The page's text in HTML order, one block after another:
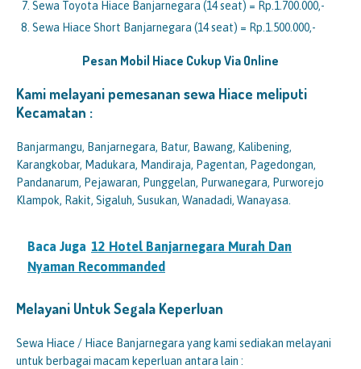
Sewa Toyota Hiace Banjarnegara (14 seat) = Rp.1.700.000,-
Sewa Hiace Short Banjarnegara (14 seat) = Rp.1.500.000,-
Pesan Mobil Hiace Cukup Via Online
Kami melayani pemesanan sewa Hiace meliputi
Kecamatan :
Banjarmangu, Banjarnegara, Batur, Bawang, Kalibening,
Karangkobar, Madukara, Mandiraja, Pagentan, Pagedongan,
Pandanarum, Pejawaran, Punggelan, Purwanegara, Purworejo
Klampok, Rakit, Sigaluh, Susukan, Wanadadi, Wanayasa.
Baca Juga 12 Hotel Banjarnegara Murah Dan
Nyaman Recommanded
Melayani Untuk Segala Keperluan
Sewa Hiace / Hiace Banjarnegara yang kami sediakan melayani
untuk berbagai macam keperluan antara lain :